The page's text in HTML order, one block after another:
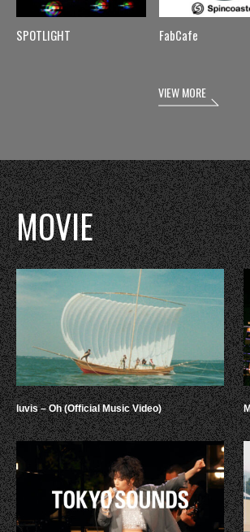
SPOTLIGHT FabCafe
VIEW MORE
MOVIE
luvis – Oh (Official Music Video)